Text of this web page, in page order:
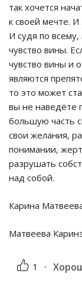
так хочется
к своей мечте.
И судя по
чувство вины.
чувство вины и
являются
то это может
вы не наведёте
большую часть
свои желания,
понимании,
разрушать
над собой.
Карина
Матвеева
1